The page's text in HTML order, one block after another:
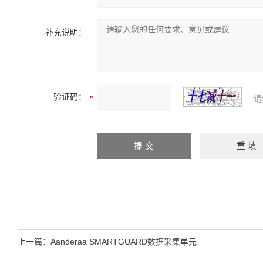
补充说明：
验证码：
上一篇： Aanderaa SMARTGUARD数据采集单元